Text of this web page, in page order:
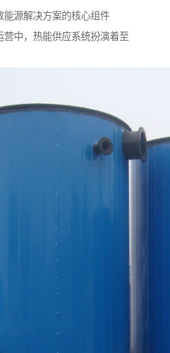
源解决方案的核心组件
中，热能供应系统扮演着至